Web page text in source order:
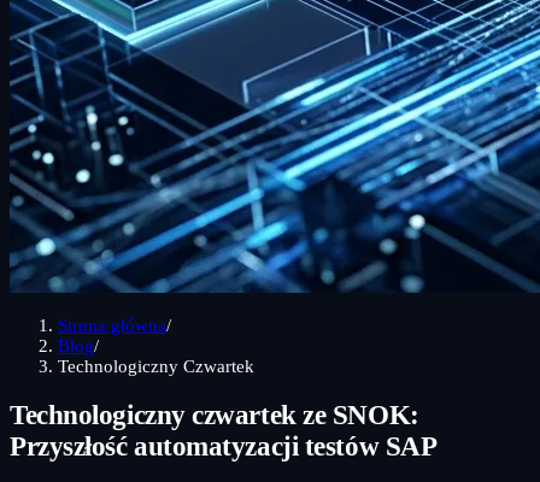
Strona główna/
Blog/
Technologiczny Czwartek
Technologiczny czwartek ze SNOK:
Przyszłość automatyzacji testów SAP